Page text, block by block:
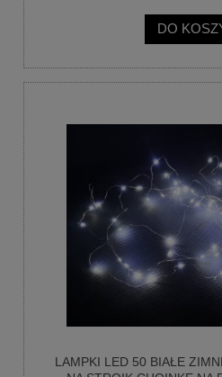
DO
LAMPKI LED 50 BIAŁE